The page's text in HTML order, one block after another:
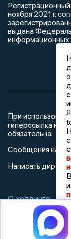
ноября 2021 г.
выдана
информационных
При
гиперссылка на
обязательна.
Сообщения на
Написать
О холдинге
Дежурный по